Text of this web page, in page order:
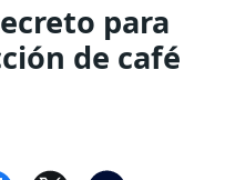
para
de café